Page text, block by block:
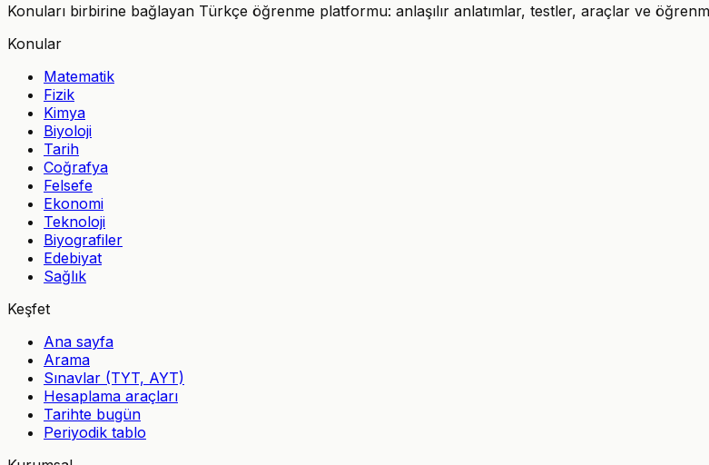
Konuları birbirine bağlayan Türkçe öğrenme platformu: anlaşılır anlatımlar, testler, araçlar ve
Konular
Matematik
Fizik
Kimya
Biyoloji
Tarih
Coğrafya
Felsefe
Ekonomi
Teknoloji
Biyografiler
Edebiyat
Sağlık
Keşfet
Ana sayfa
Arama
Sınavlar (TYT, AYT)
Hesaplama araçları
Tarihte bugün
Periyodik tablo